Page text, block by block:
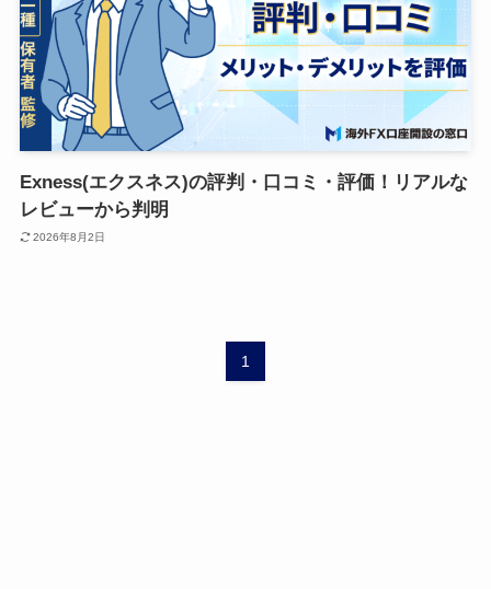
Exness(エクスネス)の評判・口コミ・評価！リアルな
レビューから判明
2026年8月2日
1